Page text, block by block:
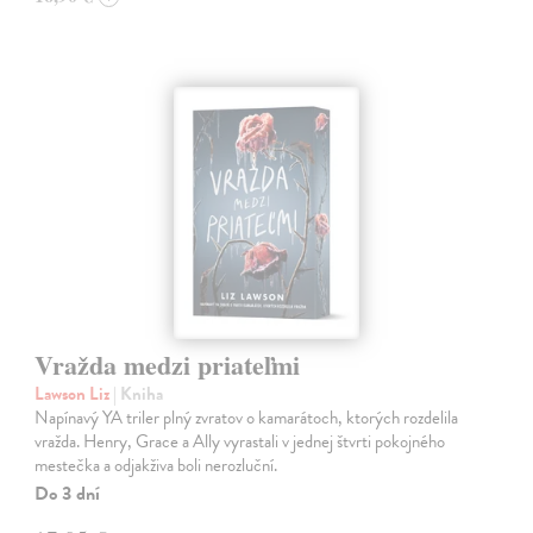
Vražda medzi priateľmi
Lawson Liz| Kniha
Napínavý YA triler plný zvratov o kamarátoch, ktorých rozdelila
vražda. Henry, Grace a Ally vyrastali v jednej štvrti pokojného
mestečka a odjakživa boli nerozluční.
Do 3 dní